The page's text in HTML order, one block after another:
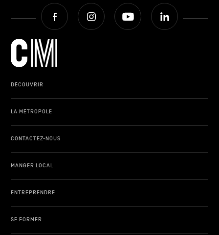
Facebook Instagram Youtube
DÉCOUVRIR
LA MÉTROPOLE
CONTACTEZ-NOUS
MANGER LOCAL
ENTREPRENDRE
SE FORMER